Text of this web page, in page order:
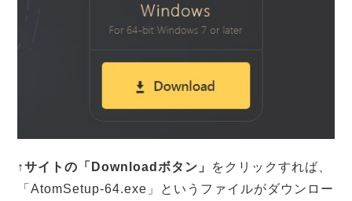
↑サイトの「Downloadボタン」 をクリックすれば、
「AtomSetup-64.exe」というファイルがダウンロー